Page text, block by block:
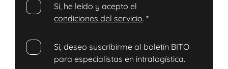
Sí, he leído y acepto el
condiciones del servicio.*
Sí, deseo suscribirme al boletín BITO
para especialistas en intralogística.